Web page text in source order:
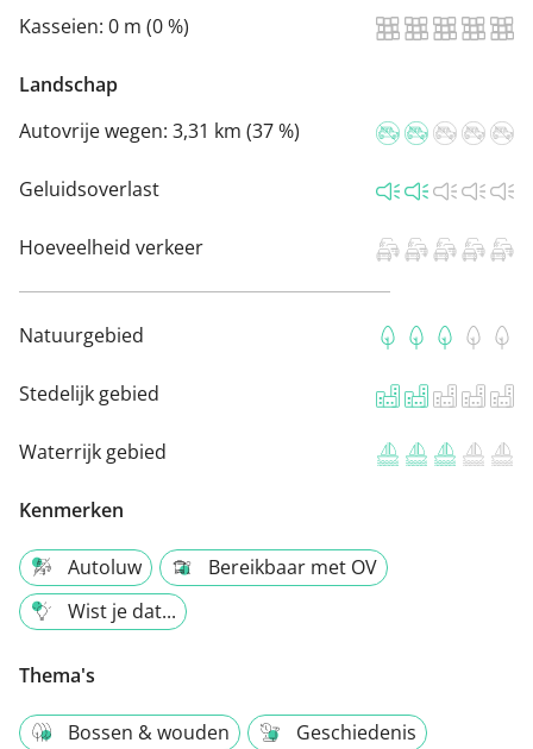
Kasseien: 0 m (0 %)
Landschap
Autovrije wegen: 3,31 km (37 %)
Geluidsoverlast
Hoeveelheid verkeer
Natuurgebied
Stedelijk gebied
Waterrijk gebied
Kenmerken
Autoluw
Bereikbaar met OV
Wist je dat...
Thema's
Bossen & wouden
Geschiedenis